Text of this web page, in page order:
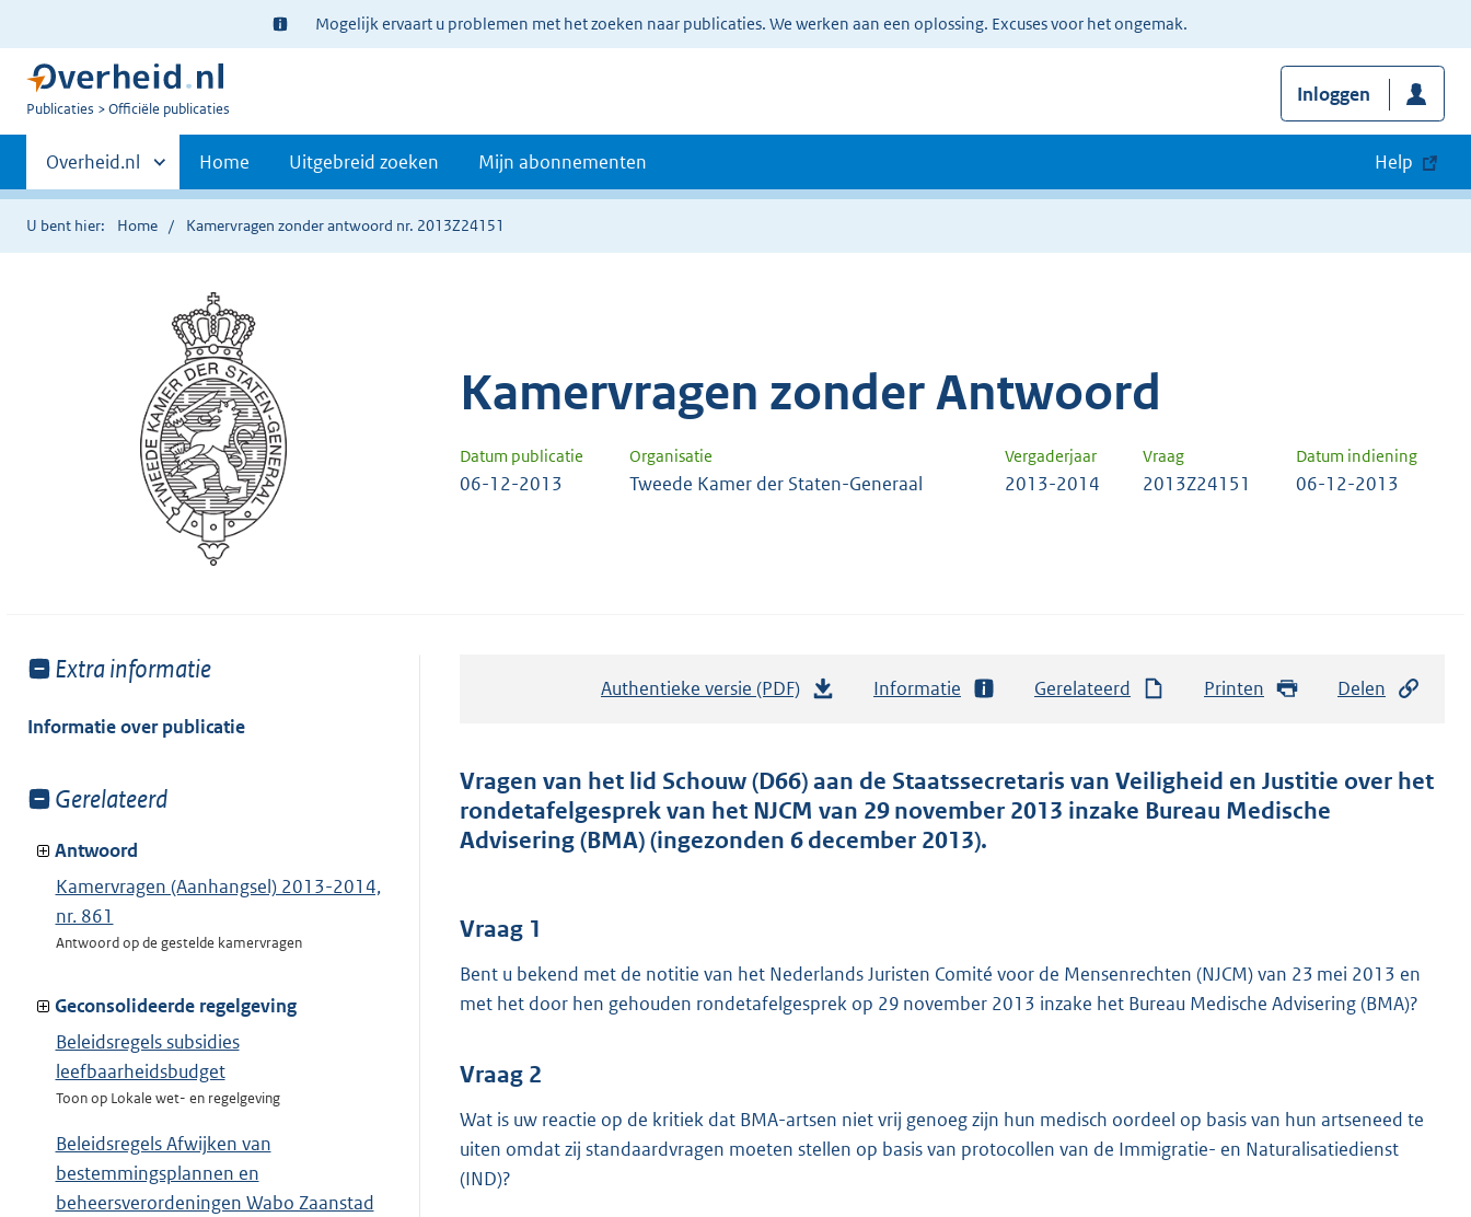
Ter
informatie:
Mogelijk ervaart u problemen met het zoeken naar publicaties. We werken aan een oplossing. Excuses voor het ongemak.
U
Publicaties Officiële publicaties
Inloggen
Primaire
navigatie
Andere
sites
binnen
Overheid.nl Home Uitgebreid zoeken Mijn abonnementen Help
U bent hier: Home Kamervragen zonder antwoord nr. 2013Z24151
Kamervragen zonder Antwoord
Datum publicatie Organisatie Vergaderjaar Vraag Datum indiening
06-12-2013 Tweede Kamer der Staten-Generaal 2013-2014 2013Z24151 06-12-2013
Toon
van:
Extra informatie
Informatie over publicatie
Toon
van:
Gerelateerd
Antwoord
Kamervragen (Aanhangsel) 2013-2014,
nr. 861
Antwoord op de gestelde kamervragen
Geconsolideerde regelgeving
Beleidsregels subsidies
leefbaarheidsbudget
Toon op Lokale wet- en regelgeving
Beleidsregels Afwijken van
bestemmingsplannen en
beheersverordeningen Wabo Zaanstad
Authentieke versie (PDF)
t
a
n
o
o
:
3
Informatie Gerelateerd Printen Delen
Vragen van het lid Schouw (D66) aan de Staatssecretaris van Veiligheid en Justitie over het
rondetafelgesprek van het NJCM van 29 november 2013 inzake Bureau Medische
Advisering (BMA) (ingezonden 6 december 2013).
Vraag 1
Bent u bekend met de notitie van het Nederlands Juristen Comité voor de Mensenrechten (NJCM) van 23 mei 2013 en
met het door hen gehouden rondetafelgesprek op 29 november 2013 inzake het Bureau Medische Advisering (BMA)?
Vraag 2
Wat is uw reactie op de kritiek dat BMA-artsen niet vrij genoeg zijn hun medisch oordeel op basis van hun artseneed te
uiten omdat zij standaardvragen moeten stellen op basis van protocollen van de Immigratie- en Naturalisatiedienst
(IND)?